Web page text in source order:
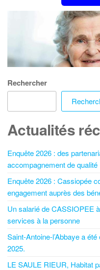
Rechercher
Actualités
Enquête 2026 : des
accompagnement de qualité
Enquête 2026 : Cassiopée
engagement auprès des
Un salarié de CASSIOPEE
services à la personne
Saint-Antoine-l’Abbaye a
2025.
LE SAULE RIEUR, Habitat